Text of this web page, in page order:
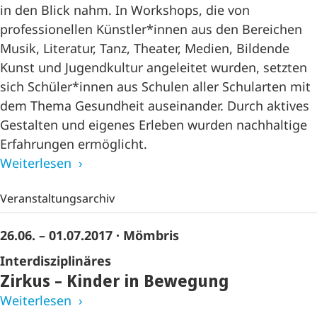
in den Blick nahm. In Workshops, die von
professionellen Künstler*innen aus den Bereichen
Musik, Literatur, Tanz, Theater, Medien, Bildende
Kunst und Jugendkultur angeleitet wurden, setzten
sich Schüler*innen aus Schulen aller Schularten mit
dem Thema Gesundheit auseinander. Durch aktives
Gestalten und eigenes Erleben wurden nachhaltige
Erfahrungen ermöglicht.
Weiterlesen
Veranstaltungsarchiv
26.06. – 01.07.2017 · Mömbris
Interdisziplinäres
Zirkus – Kinder in Bewegung
Weiterlesen